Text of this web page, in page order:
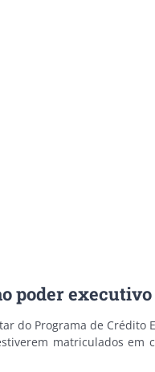
poder executivo
Programa de Crédito
matriculados em